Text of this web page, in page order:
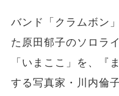
バンド「クラムボン
た原田郁子のソロラ
「いまここ」を、『
する写真家・川内倫